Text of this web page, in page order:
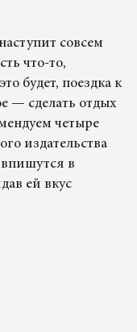
совсем
что-то,
будет, поездка к
— сделать отдых
четыре
издательства
в
ей вкус